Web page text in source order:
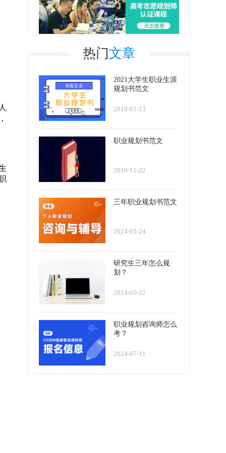
热门文章
2021大学生职业生涯
规划书范文
2019-03-13
职业规划书范文
2019-11-22
三年职业规划书范文
2024-05-24
研究生三年怎么规
划？
2024-05-22
职业规划咨询师怎么
考？
2024-07-11